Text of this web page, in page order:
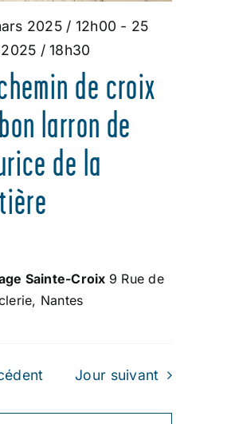
de croix
larron de
de la
2025 / 12h00 - 25
/ 18h30
Sainte-Croix 9 Rue de
Nantes
Jour suivant